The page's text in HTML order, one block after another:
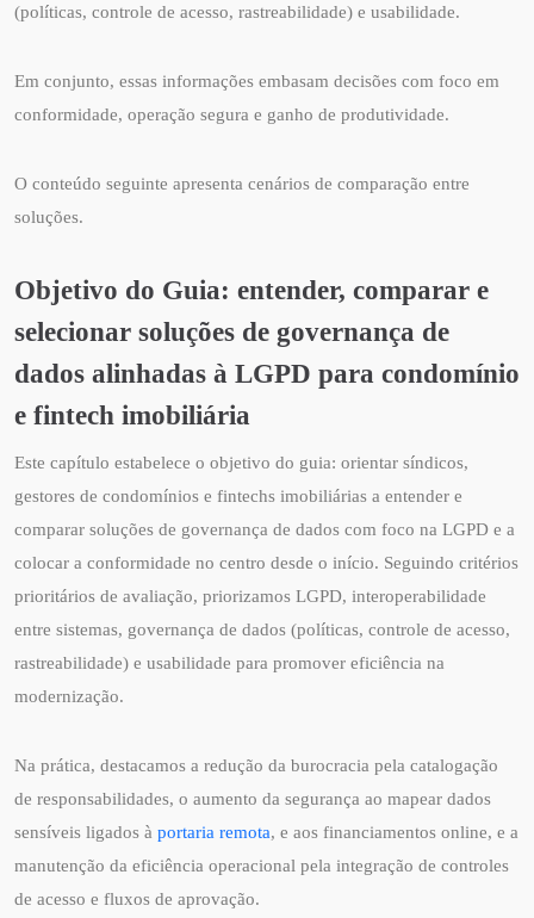
(políticas, controle de acesso, rastreabilidade) e usabilidade.
Em conjunto, essas informações embasam decisões com foco em
conformidade, operação segura e ganho de produtividade.
O conteúdo seguinte apresenta cenários de comparação entre
soluções.
Objetivo do Guia: entender, comparar e
selecionar soluções de governança de
dados alinhadas à LGPD para condomínio
e fintech imobiliária
Este capítulo estabelece o objetivo do guia: orientar síndicos,
gestores de condomínios e fintechs imobiliárias a entender e
comparar soluções de governança de dados com foco na LGPD e a
colocar a conformidade no centro desde o início. Seguindo critérios
prioritários de avaliação, priorizamos LGPD, interoperabilidade
entre sistemas, governança de dados (políticas, controle de acesso,
rastreabilidade) e usabilidade para promover eficiência na
modernização.
Na prática, destacamos a redução da burocracia pela catalogação
de responsabilidades, o aumento da segurança ao mapear dados
sensíveis ligados à portaria remota, e aos financiamentos online, e a
manutenção da eficiência operacional pela integração de controles
de acesso e fluxos de aprovação.